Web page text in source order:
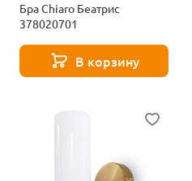
Бра Chiaro Беатрис
378020701
В корзину